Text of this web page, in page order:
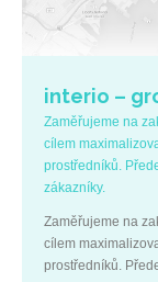
interio –
Zaměřujeme na
cílem
prostředníků.
zákazníky.
Zaměřujeme na
cílem
prostředníků.